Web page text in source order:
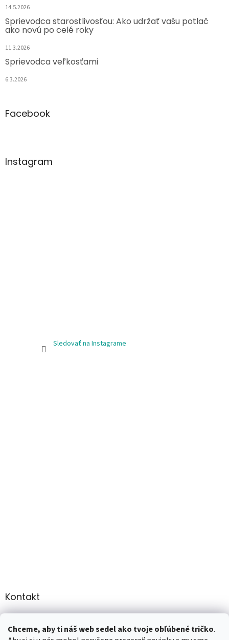
Chceme, aby ti náš web sedel ako tvoje obľúbené tričko.
14.5.2026
Sprievodca starostlivosťou: Ako udržať vašu potlač
ako novú po celé roky
11.3.2026
Sprievodca veľkosťami
6.3.2026
Facebook
Instagram
Sledovať na Instagrame
Kontakt
+421 907947783